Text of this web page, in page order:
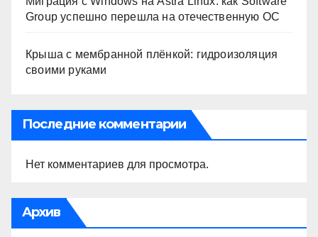
Group успешно перешла на отечественную ОС
Крыша с мембранной плёнкой: гидроизоляция
своими руками
Последние комментарии
Нет комментариев для просмотра.
Архив